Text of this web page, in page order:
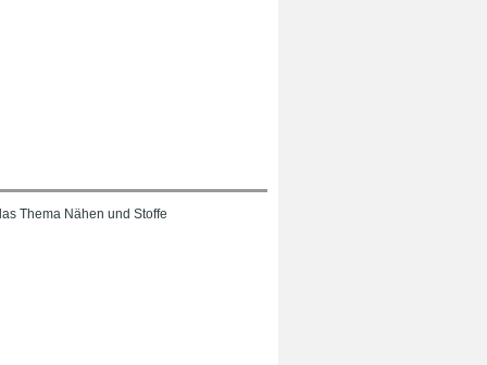
Thema Nähen und Stoffe